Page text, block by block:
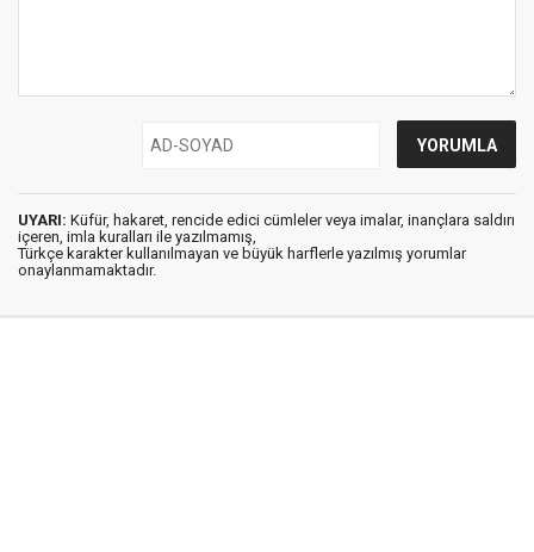
UYARI: Küfür, hakaret, rencide edici cümleler veya imalar, inançlara saldırı
içeren, imla kuralları ile yazılmamış,
Türkçe karakter kullanılmayan ve büyük harflerle yazılmış yorumlar
onaylanmamaktadır.